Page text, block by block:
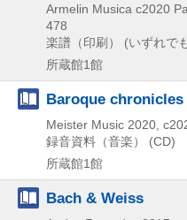
Armelin Musica c2020
478
楽譜（印刷） (いずれで
所蔵館1館
Baroque chronicles
Meister Music 2020,
録音資料（音楽） (CD)
所蔵館1館
Bach & Weiss